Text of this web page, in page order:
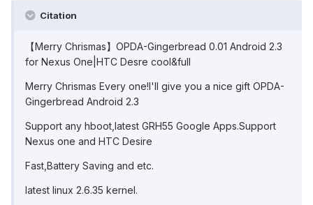
Citation
【Merry Chrismas】OPDA-Gingerbread 0.01 Android 2.3
for Nexus One|HTC Desre cool&full
Merry Chrismas Every one!I'll give you a nice gift OPDA-
Gingerbread Android 2.3
Support any hboot,latest GRH55 Google Apps.Support
Nexus one and HTC Desire
Fast,Battery Saving and etc.
latest linux 2.6.35 kernel.